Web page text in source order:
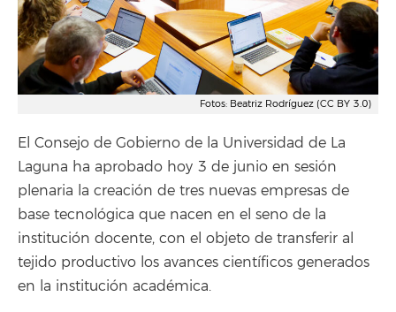
Fotos: Beatriz Rodríguez (CC BY 3.0)
El Consejo de Gobierno de la Universidad de La
Laguna ha aprobado hoy 3 de junio en sesión
plenaria la creación de tres nuevas empresas de
base tecnológica que nacen en el seno de la
institución docente, con el objeto de transferir al
tejido productivo los avances científicos generados
en la institución académica.